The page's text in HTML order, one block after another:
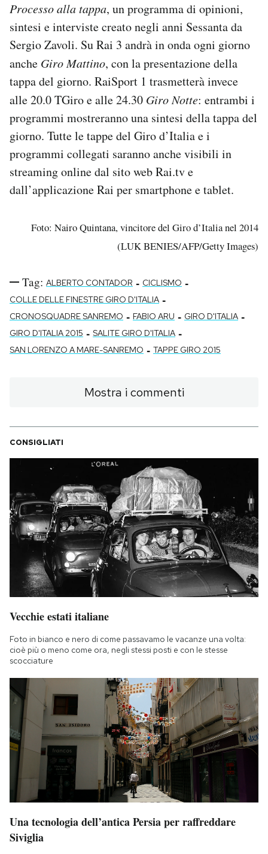
Processo alla tappa, un programma di opinioni,
sintesi e interviste creato negli anni Sessanta da
Sergio Zavoli. Su Rai 3 andrà in onda ogni giorno
anche Giro Mattino, con la presentazione della
tappa del giorno. RaiSport 1 trasmetterà invece
alle 20.0 TGiro e alle 24.30 Giro Notte: entrambi i
programmi mostreranno una sintesi della tappa del
giorno. Tutte le tappe del Giro d’Italia e i
programmi collegati saranno anche visibili in
streaming online dal sito web Rai.tv e
dall’applicazione Rai per smartphone e tablet.
Foto: Nairo Quintana, vincitore del Giro d’Italia nel 2014
(LUK BENIES/AFP/Getty Images)
Tag: ALBERTO CONTADOR - CICLISMO -
COLLE DELLE FINESTRE GIRO D'ITALIA -
CRONOSQUADRE SANREMO - FABIO ARU - GIRO D'ITALIA -
GIRO D'ITALIA 2015 - SALITE GIRO D'ITALIA -
SAN LORENZO A MARE-SANREMO - TAPPE GIRO 2015
Mostra i commenti
CONSIGLIATI
Vecchie estati italiane
Foto in bianco e nero di come passavamo le vacanze una volta:
cioè più o meno come ora, negli stessi posti e con le stesse
scocciature
Una tecnologia dell’antica Persia per raffreddare
Siviglia